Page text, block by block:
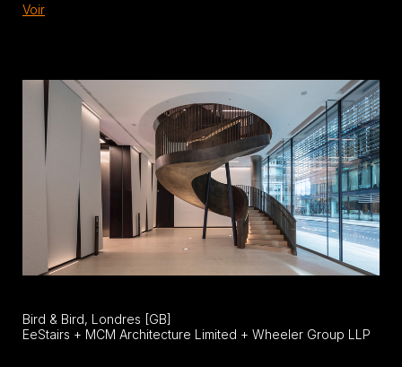
Voir
Bird & Bird, Londres [GB]
EeStairs + MCM Architecture Limited + Wheeler Group LLP